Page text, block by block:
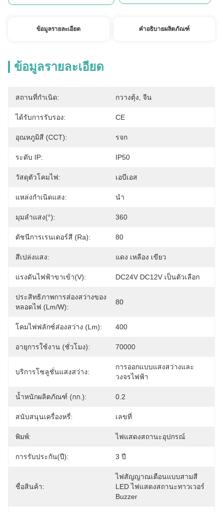
ข้อมูลรายละเอียด คำอธิบายผลิตภัณฑ์
ข้อมูลรายละเอียด
สถานที่กำเนิด: กวางตุ้ง, จีน
ได้รับการรับรอง: CE
อุณหภูมิสี (CCT): รจก
ระดับ IP: IP50
วัสดุตัวโคมไฟ: เอบีเอส
แหล่งกำเนิดแสง: นำ
มุมลำแสง(°): 360
ดัชนีการเรนเดอร์สี (Ra): 80
สีเปล่งแสง: แดง เหลือง เขียว
แรงดันไฟฟ้าขาเข้า(V): DC24V DC12V เป็นตัวเลือก
ประสิทธิภาพการส่องสว่างของ
หลอดไฟ (lm/w):
80
โคมไฟฟลักซ์ส่องสว่าง (lm): 400
อายุการใช้งาน (ชั่วโมง): 70000
บริการโซลูชั่นแสงสว่าง:
การออกแบบแสงสว่างและ
วงจรไฟฟ้า
น้ำหนักผลิตภัณฑ์ (กก.): 0.2
สนับสนุนเครื่องหรี่: เลขที่
พิมพ์: ไฟแสดงสถานะอุปกรณ์
การรับประกัน(ปี): 3 ปี
ชื่อสินค้า:
ไฟสัญญาณเตือนแบบสามสี
LED ไฟแสดงสถานะทาวเวอร์
Buzzer